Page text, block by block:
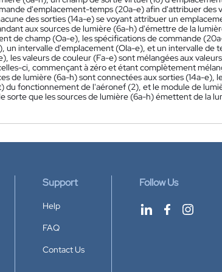
d'emplacement-temps (20a-e) afin d'attribuer des
des sorties (14a-e) se voyant attribuer un
aux sources de lumière (6a-h) d'émettre de la
de champ (Oa-e), les spécifications de commande
un intervalle d'emplacement (OIa-e), et un intervalle de
les valeurs de couleur (Fa-e) sont mélangées aux
ci, commençant à zéro et étant complètement
de lumière (6a-h) sont connectées aux sorties (14a-
du fonctionnement de l'aéronef (2), et le module de
sorte que les sources de lumière (6a-h) émettent de la
Support
Help
FAQ
Contact Us
Follow Us